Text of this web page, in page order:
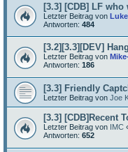
[3.3] [CDB] LF who
Letzter Beitrag von
Antworten: 484
[3.2][3.3][DEV]
Letzter Beitrag von
Antworten: 186
[3.3] Friendly
Letzter Beitrag von Joe
[3.3] [CDB]Recent
Letzter Beitrag von IMC
Antworten: 652